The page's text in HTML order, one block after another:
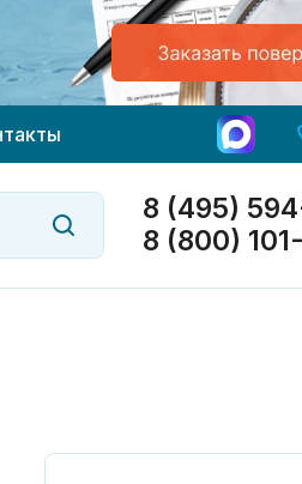
8 (495)
8 (800)